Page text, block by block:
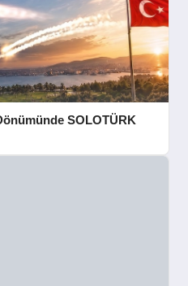
SOLOTÜRK